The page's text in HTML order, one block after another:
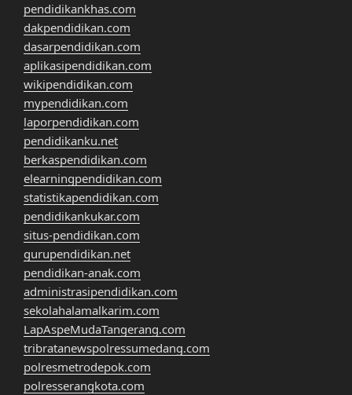
pendidikankhas.com
dakpendidikan.com
dasarpendidikan.com
aplikasipendidikan.com
wikipendidikan.com
mypendidikan.com
laporpendidikan.com
pendidikanku.net
berkaspendidikan.com
elearningpendidikan.com
statistikapendidikan.com
pendidikankukar.com
situs-pendidikan.com
gurupendidikan.net
pendidikan-anak.com
administrasipendidikan.com
sekolahalamalkarim.com
LapAspeMudaTangerang.com
tribratanewspolressumedang.com
polresmetrodepok.com
polresserangkota.com